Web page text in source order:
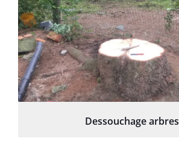
Dessouchage arbres